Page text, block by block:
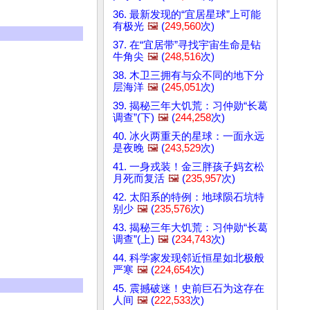
36. 最新发现的“宜居星球”上可能
有极光 🖼️ (249,560次)
37. 在“宜居带”寻找宇宙生命是钻
牛角尖 🖼️ (248,516次)
38. 木卫三拥有与众不同的地下分
层海洋 🖼️ (245,051次)
39. 揭秘三年大饥荒：习仲勋“长葛
调查”(下) 🖼️ (244,258次)
40. 冰火两重天的星球：一面永远
是夜晚 🖼️ (243,529次)
41. 一身戎装！金三胖孩子妈玄松
月死而复活 🖼️ (235,957次)
42. 太阳系的特例：地球陨石坑特
别少 🖼️ (235,576次)
43. 揭秘三年大饥荒：习仲勋“长葛
调查”(上) 🖼️ (234,743次)
44. 科学家发现邻近恒星如北极般
严寒 🖼️ (224,654次)
45. 震撼破迷！史前巨石为这存在
人间 🖼️ (222,533次)